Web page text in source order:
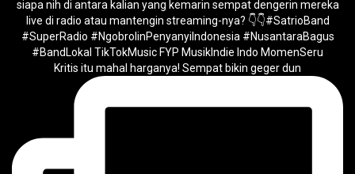
Kritis itu mahal harganya! Sempat bikin geger dun